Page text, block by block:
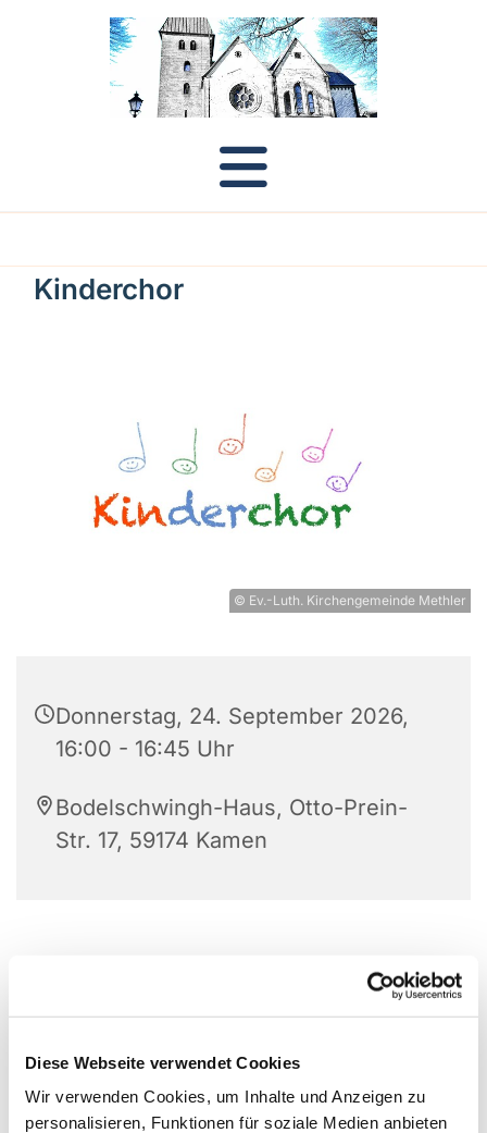
Diese Webseite verwendet Cookies
Wir verwenden Cookies, um Inhalte und Anzeigen zu
personalisieren, Funktionen für soziale Medien anbieten
Kinderchor
© Ev.-Luth. Kirchengemeinde Methler
Donnerstag, 24. September 2026,
16:00 - 16:45 Uhr
Bodelschwingh-Haus, Otto-Prein-
Str. 17, 59174 Kamen